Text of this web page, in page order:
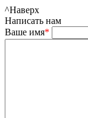
^Наверх
Написать нам
Ваше имя*